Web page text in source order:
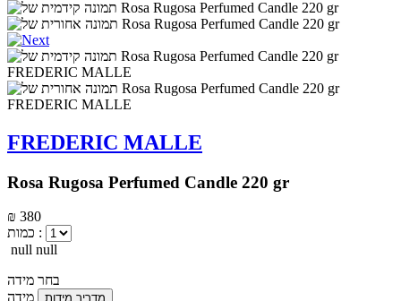
FREDERIC MALLE
Rosa Rugosa Perfumed Candle 220 gr
₪ 380
כמות :
null null
בחר מידה
מידה
מדריך מידות